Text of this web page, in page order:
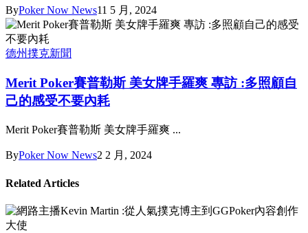
ByPoker Now News11 5 月, 2024
德州撲克新聞
Merit Poker賽普勒斯 美女牌手羅爽 專訪 :多照顧自
己的感受不要內耗
Merit Poker賽普勒斯 美女牌手羅爽 ...
ByPoker Now News2 2 月, 2024
Related Articles